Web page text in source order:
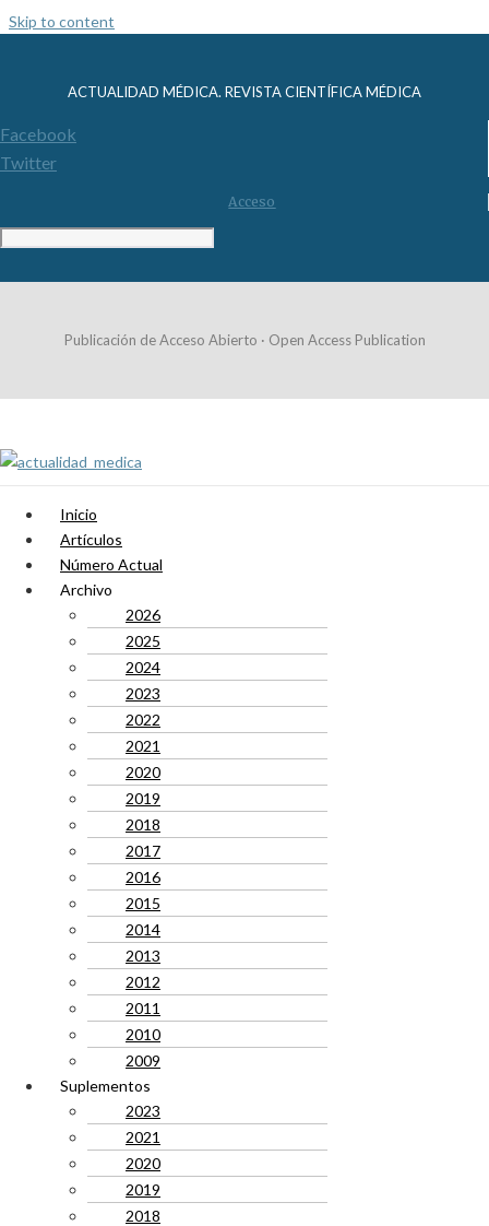
Skip to content
ACTUALIDAD MÉDICA. REVISTA CIENTÍFICA MÉDICA
Facebook
Twitter
Acceso
Publicación de Acceso Abierto · Open Access Publication
Inicio
Artículos
Número Actual
Archivo
2026
2025
2024
2023
2022
2021
2020
2019
2018
2017
2016
2015
2014
2013
2012
2011
2010
2009
Suplementos
2023
2021
2020
2019
2018